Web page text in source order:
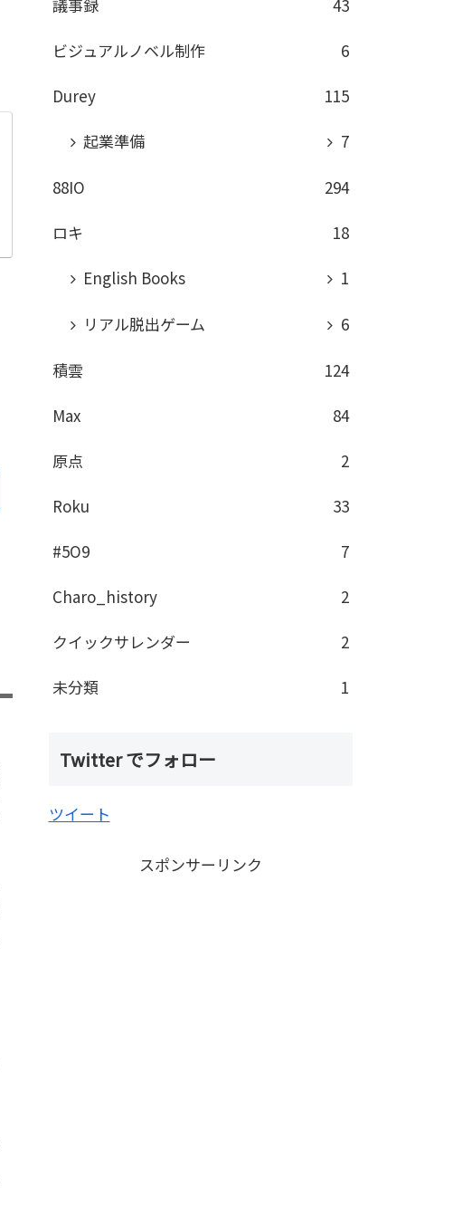
議事録
43
ビジュアルノベル制作
6
Durey
115
起業準備
7
88IO
294
ロキ
18
English Books
1
リアル脱出ゲーム 6
積雲
124
Max
84
原点
2
Roku
33
#5O9
7
Charo_history
2
クイックサレンダー
2
未分類
1
Twitter でフォロー
ツイート
スポンサーリンク